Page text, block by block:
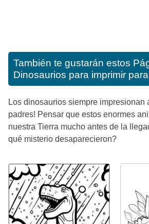
También te gustarán estos
Dinosaurios para imprimir
Los dinosaurios siempre impresionan
padres! Pensar que estos enormes
nuestra Tierra mucho antes de la
qué misterio desaparecieron?